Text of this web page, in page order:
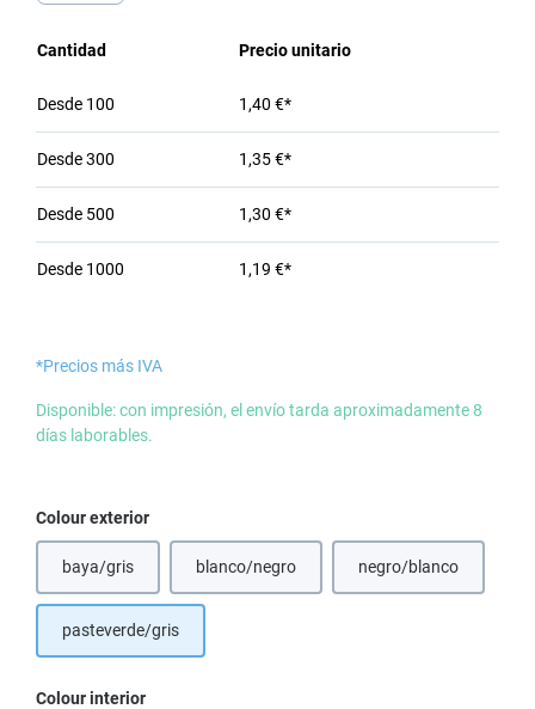
Cantidad Precio unitario
Desde 100 1,40 €*
Desde300 1,35 €*
Desde 500 1,30 €*
Desde 1000 1,19 €*
*Precios más IVA
Disponible: con impresión, el envío tarda aproximadamente 8
días laborables.
Seleccione
Colour exterior
baya/gris blanco/negro negro/blanco(Esta opción no
pasteverde/gris
Seleccione
Colour interior